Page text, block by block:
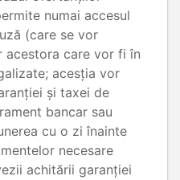
numai accesul
(care se vor
acestora care vor fi în
acesția vor
și taxei de
bancar sau
cu o zi înainte
necesare
achitării garanției